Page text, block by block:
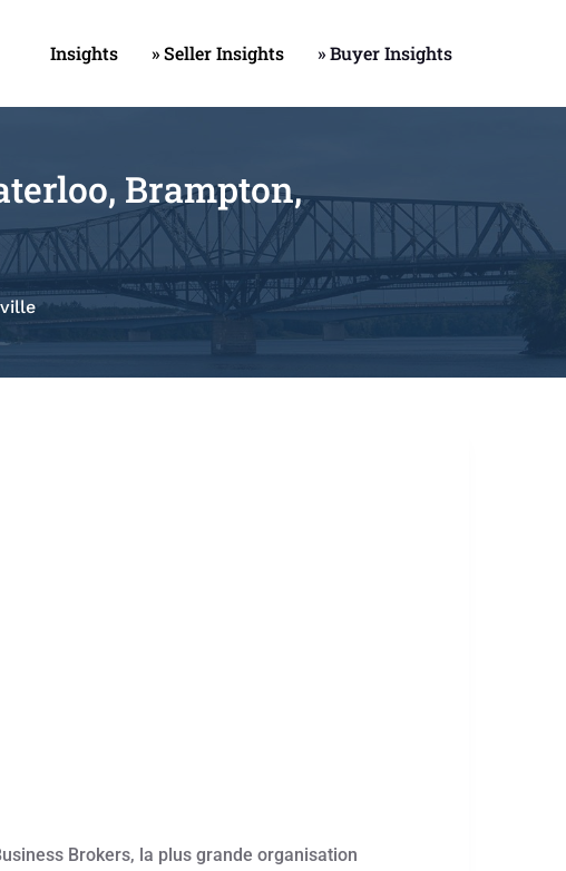
Insights » Seller Insights » Buyer Insights
Brampton,
Brokers, la plus grande organisation